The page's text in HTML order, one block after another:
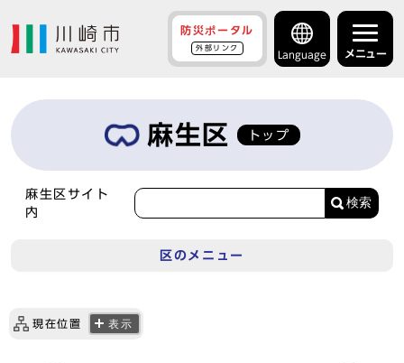
防災ポータル
外部リンク
Language メニュー
麻生区 トップ
麻生区サイト
内
検索
区のメニュー
現在位置 表示